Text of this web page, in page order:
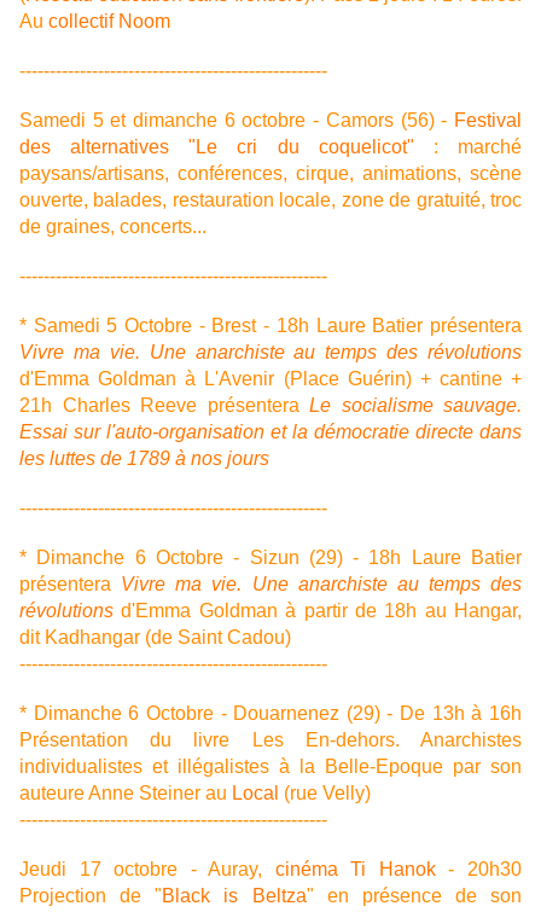
Au collectif Noom
---------------------------------------------------
Samedi 5 et dimanche 6 octobre - Camors (56) - Festival
des alternatives "Le cri du coquelicot" : marché
paysans/artisans, conférences, cirque, animations, scène
ouverte, balades, restauration locale, zone de gratuité, troc
de graines, concerts...
---------------------------------------------------
* Samedi 5 Octobre - Brest - 18h Laure Batier présentera
Vivre ma vie. Une anarchiste au temps des révolutions
d'Emma Goldman à L'Avenir (Place Guérin) + cantine +
21h Charles Reeve présentera Le socialisme sauvage.
Essai sur l'auto-organisation et la démocratie directe dans
les luttes de 1789 à nos jours
---------------------------------------------------
* Dimanche 6 Octobre - Sizun (29) - 18h Laure Batier
présentera Vivre ma vie. Une anarchiste au temps des
révolutions d'Emma Goldman à partir de 18h au Hangar,
dit Kadhangar (de Saint Cadou)
---------------------------------------------------
* Dimanche 6 Octobre - Douarnenez (29) - De 13h à 16h
Présentation du livre Les En-dehors. Anarchistes
individualistes et illégalistes à la Belle-Epoque par son
auteure Anne Steiner au Local (rue Velly)
---------------------------------------------------
Jeudi 17 octobre - Auray, cinéma Ti Hanok- 20h30
Projection de "Black is Beltza" en présence de son